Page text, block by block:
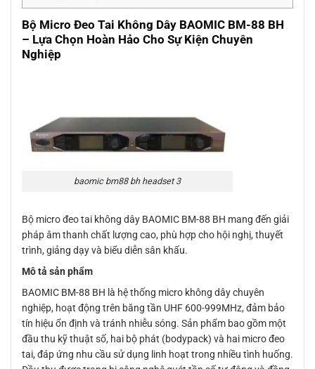
Bộ Micro Đeo Tai Không Dây BAOMIC BM-88 BH
– Lựa Chọn Hoàn Hảo Cho Sự Kiện Chuyên
Nghiệp
baomic bm88 bh headset 3
Bộ micro đeo tai không dây BAOMIC BM-88 BH mang đến giải
pháp âm thanh chất lượng cao, phù hợp cho hội nghị, thuyết
trình, giảng dạy và biểu diễn sân khấu.
Mô tả sản phẩm
BAOMIC BM-88 BH là hệ thống micro không dây chuyên
nghiệp, hoạt động trên băng tần UHF 600-999MHz, đảm bảo
tín hiệu ổn định và tránh nhiễu sóng. Sản phẩm bao gồm một
đầu thu kỹ thuật số, hai bộ phát (bodypack) và hai micro đeo
tai, đáp ứng nhu cầu sử dụng linh hoạt trong nhiều tình huống.